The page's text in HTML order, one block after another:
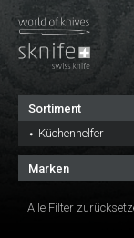
Sortiment
Küchenhelfer
Marken
Alle Filter